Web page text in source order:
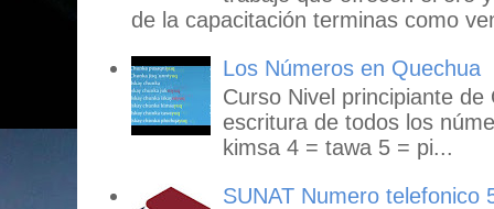
de la capacitación terminas como
Los Números en Quechua
Curso Nivel principiante
escritura de todos los
kimsa 4 = tawa 5 = pi...
SUNAT Numero telefonico